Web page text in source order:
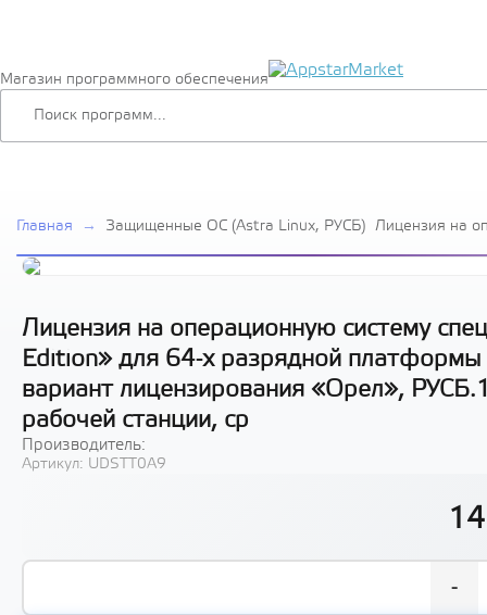
Магазин программного обеспечения
Главная → Защищенные ОС (Astra Linux, РУСБ) Лицензия на
способ
станции, ср
Лицензия на операционную систему
Edition» для 64-х разрядной платформы
вариант лицензирования «Орел»,
рабочей станции, ср
Производитель:
Артикул: UDSTT0A9
-